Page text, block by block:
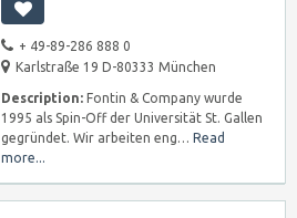
+ 49-89-286 888 0
Karlstraße 19 D-80333 München
Description: Fontin & Company wurde
1995 als Spin-Off der Universität St. Gallen
gegründet. Wir arbeiten eng… Read
more...